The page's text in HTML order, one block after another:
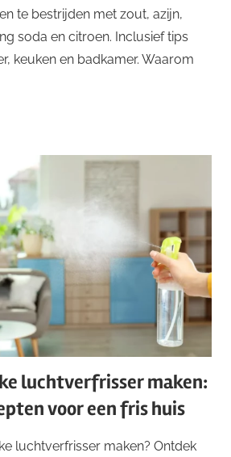
te bestrijden met zout, azijn,
soda en citroen. Inclusief tips
keuken en badkamer. Waarom
luchtverfrisser maken:
voor een fris huis
luchtverfrisser maken? Ontdek